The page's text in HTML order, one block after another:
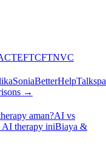
EFTCFTNVC
SoniaBetterHelp
→
aman?AI vs
AI therapy iniBiaya &